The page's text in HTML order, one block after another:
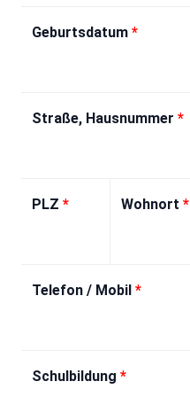
Geburtsdatum *
Straße, Hausnummer *
PLZ * Wohnort *
Telefon / Mobil *
Schulbildung *